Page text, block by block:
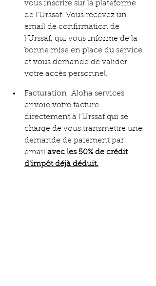
vous inscrire sur la plateforme
de l'Urssaf. Vous recevez un
email de confirmation de
l'Urssaf, qui vous informe de la
bonne mise en place du service,
et vous demande de valider
votre accès personnel.
Facturation: Aloha services
envoie votre facture
directement à l'Urssaf qui se
charge de vous transmettre une
demande de paiement par
email avec les 50% de crédit
d'impôt déjà déduit.